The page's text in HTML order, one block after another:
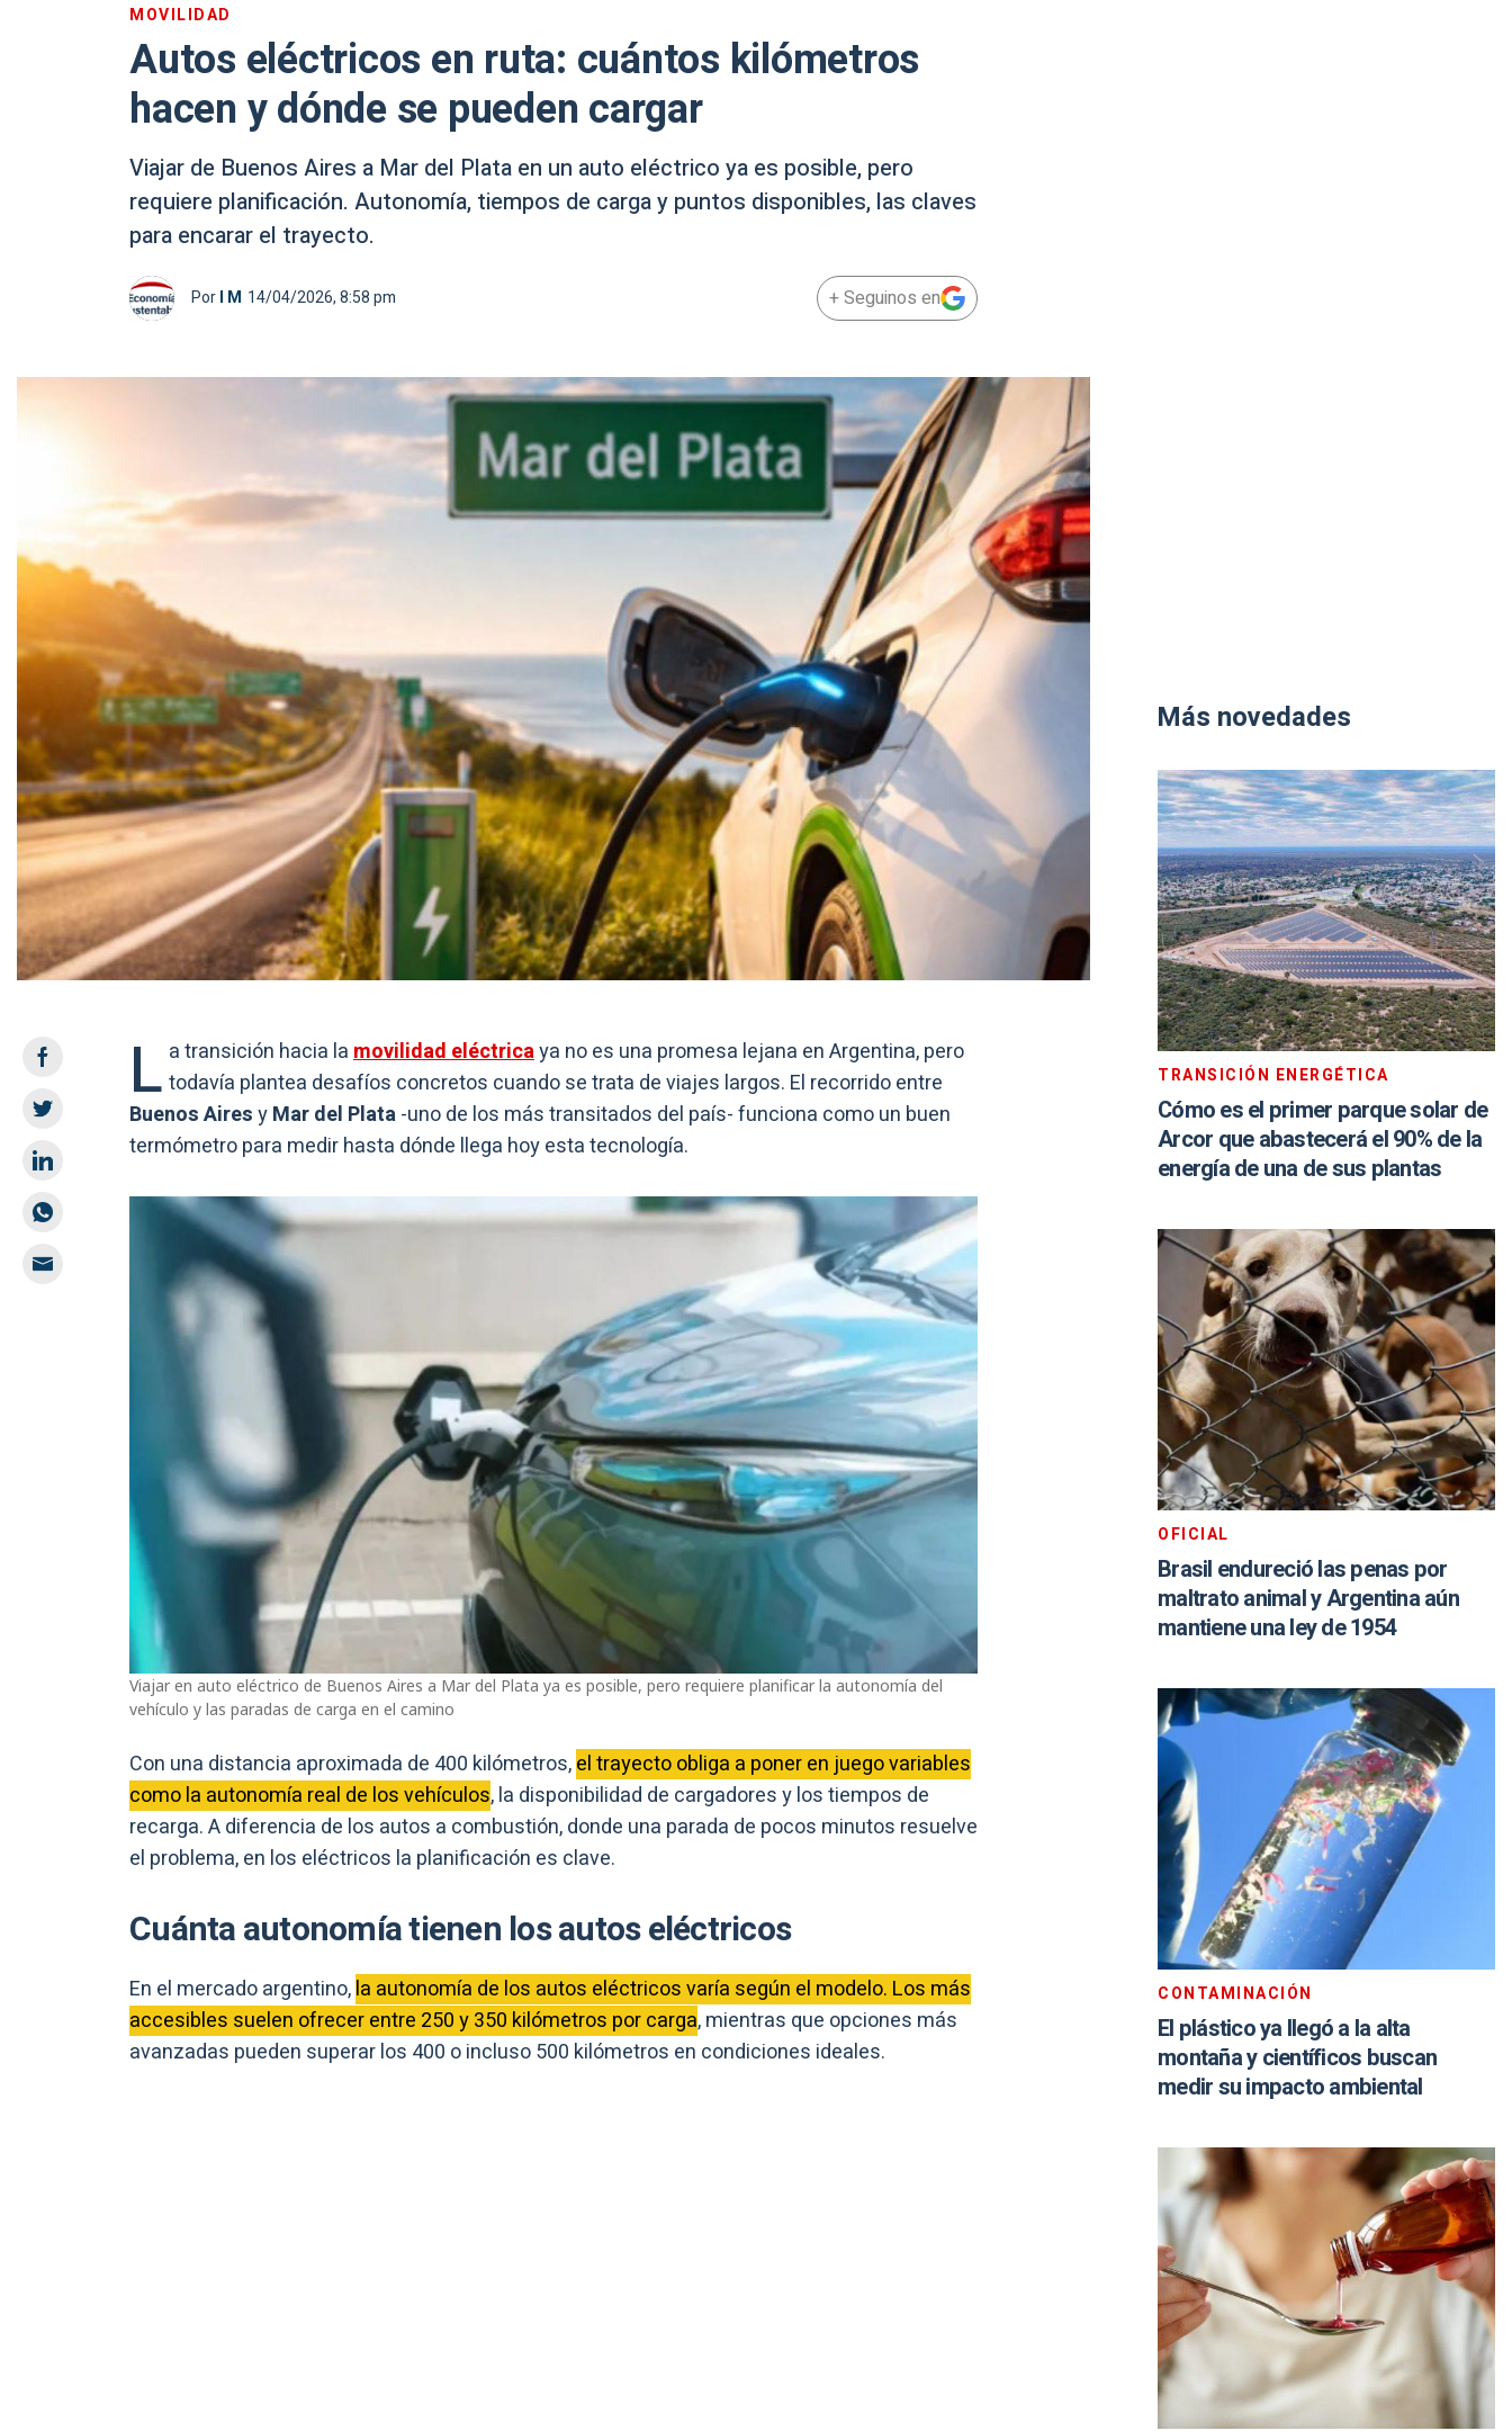
MOVILIDAD
Autos eléctricos en ruta: cuántos kilómetros
hacen y dónde se pueden cargar
Viajar de Buenos Aires a Mar del Plata en un auto eléctrico ya es posible, pero
requiere planificación. Autonomía, tiempos de carga y puntos disponibles, las claves
para encarar el trayecto.
PorI M 14/04/2026, 8:58 pm + Seguinos en
L a transición hacia lamovilidad eléctricaya no es una promesa lejana en Argentina, pero
todavía plantea desafíos concretos cuando se trata de viajes largos. El recorrido entre
Buenos AiresyMar del Plata-uno de los más transitados del país- funciona como un buen
termómetro para medir hasta dónde llega hoy esta tecnología.
Viajar en auto eléctrico de Buenos Aires a Mar del Plata ya es posible, pero requiere planificar la autonomía del
vehículo y las paradas de carga en el camino
Con una distancia aproximada de 400 kilómetros,el trayecto obliga a poner en juego variables
como la autonomía real de los vehículos, la disponibilidad de cargadores y los tiempos de
recarga. A diferencia de los autos a combustión, donde una parada de pocos minutos resuelve
el problema, en los eléctricos la planificación es clave.
Cuánta autonomía tienen los autos eléctricos
En el mercado argentino,la autonomía de los autos eléctricos varía según el modelo. Los más
accesibles suelen ofrecer entre 250 y 350 kilómetros por carga, mientras que opciones más
avanzadas pueden superar los 400 o incluso 500 kilómetros en condiciones ideales.
Más novedades
TRANSICIÓN ENERGÉTICA
Cómo es el primer parque solar de
Arcor que abastecerá el 90% de la
energía de una de sus plantas
OFICIAL
Brasil endureció las penas por
maltrato animal y Argentina aún
mantiene una ley de 1954
CONTAMINACIÓN
El plástico ya llegó a la alta
montaña y científicos buscan
medir su impacto ambiental